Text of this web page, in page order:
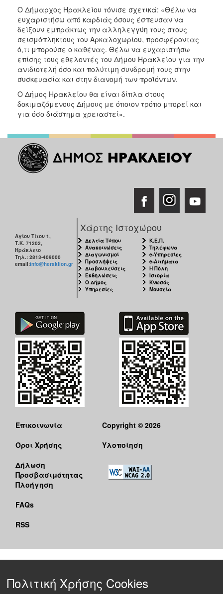
Ο Δήμαρχος Ηρακλείου τόνισε σχετικά: «Θέλω να
ευχαριστήσω από καρδιάς όσους έσπευσαν να
δείξουν εμπράκτως την αλληλεγγύη τους στους
σεισμόπληκτους του Αρκαλοχωρίου, προσφέροντας
ό,τι μπορούσε ο καθένας. Θέλω να ευχαριστήσω
επίσης τους εθελοντές του Δήμου Ηρακλείου για την
ανιδιοτελή όσο και πολύτιμη συνδρομή τους στην
συσκευασία και στην διανομή των προϊόντων.
O Δήμος Ηρακλείου θα είναι δίπλα στους
δοκιμαζόμενους Δήμους με όποιον τρόπο μπορεί και
για όσο διάστημα χρειαστεί».
Αγίου Τίτου 1,
Τ.Κ. 71202,
Ηράκλειο
Τηλ.: 2813-409000
email:info@heraklion.gr
Χάρτης Ιστοχώρου
Δελτία Τύπου
Ανακοινώσεις
Διαγωνισμοί
Προσλήψεις
Διαβουλεύσεις
Εκδηλώσεις
Ο Δήμος
Υπηρεσίες
Κ.Ε.Π.
Τηλέφωνα
e-Υπηρεσίες
e-Αιτήματα
Η Πόλη
Ιστορία
Κνωσός
Μουσεία
Επικοινωνία
Όροι Χρήσης
Δήλωση
Προσβασιμότητας
Πλοήγηση
FAQs
RSS
Copyright © 2026
Υλοποίηση
Πολιτική Χρήσης Cookies